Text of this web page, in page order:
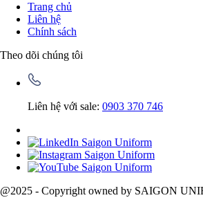
Trang chủ
Liên hệ
Chính sách
Theo dõi chúng tôi
Liên hệ với sale: 0903 370 746
@2025 - Copyright owned by SAIGON